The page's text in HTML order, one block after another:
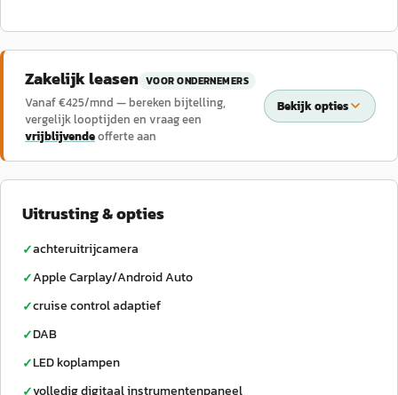
Zakelijk leasen VOOR ONDERNEMERS
Vanaf €425/mnd — bereken bijtelling,
vergelijk looptijden en vraag een
vrijblijvendeofferte aan
Bekijk opties
Uitrusting & opties
✓achteruitrijcamera
✓Apple Carplay/Android Auto
✓cruise control adaptief
✓DAB
✓LED koplampen
volledig digitaal instrumentenpaneel